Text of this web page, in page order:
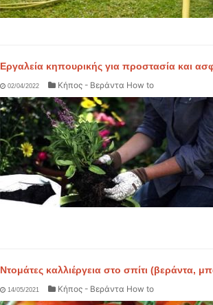
Εργαλεία κηπουρικής για προστασία και
02/04/2022 Κήπος - Βεράντα How to
Ντομάτες καλλιέργεια στο σπίτι (βεράντα,
14/05/2021 Κήπος - Βεράντα How to